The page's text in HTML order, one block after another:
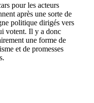
pour les acteurs
après une sorte de
politique dirigés vers
votent. Il y a donc
une forme de
et de promesses